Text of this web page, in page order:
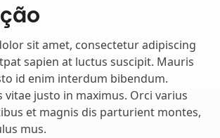
sit amet, consectetur adipiscing
sapien at luctus suscipit. Mauris
id enim interdum bibendum.
vitae justo in maximus. Orci varius
et magnis dis parturient montes,
mus.